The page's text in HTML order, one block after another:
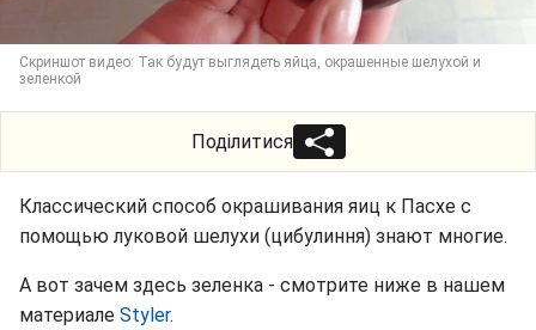
Скриншот видео: Так будут выглядеть яйца, окрашенные шелухой и
зеленкой
Поділитися
Классический способ окрашивания яиц к Пасхе с
помощью луковой шелухи (цибулиння) знают многие.
А вот зачем здесь зеленка - смотрите ниже в нашем
материале Styler.